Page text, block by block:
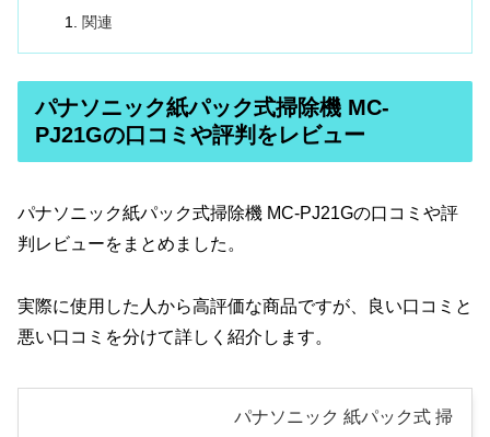
関連
パナソニック紙パック式掃除機 MC-
PJ21Gの口コミや評判をレビュー
パナソニック紙パック式掃除機 MC-PJ21Gの口コミや評
判レビューをまとめました。
実際に使用した人から高評価な商品ですが、良い口コミと
悪い口コミを分けて詳しく紹介します。
パナソニック 紙パック式 掃